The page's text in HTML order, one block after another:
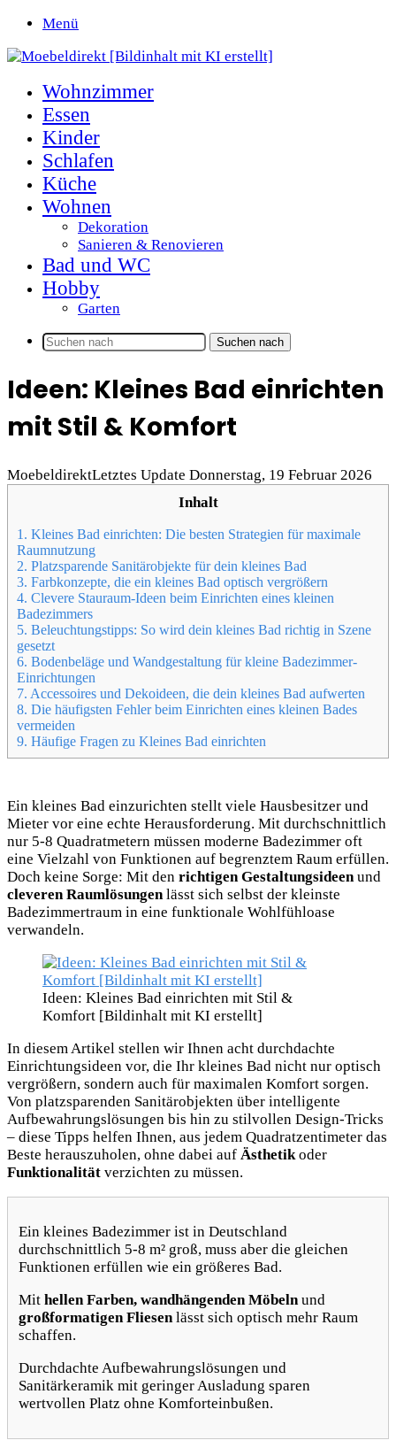
Menü
Wohnzimmer
Essen
Kinder
Schlafen
Küche
Wohnen
Dekoration
Sanieren & Renovieren
Bad und WC
Hobby
Garten
Suchen nach
Ideen: Kleines Bad einrichten
mit Stil & Komfort
MoebeldirektLetztes Update Donnerstag, 19 Februar 2026
Inhalt
1. Kleines Bad einrichten: Die besten Strategien für maximale
Raumnutzung
2. Platzsparende Sanitärobjekte für dein kleines Bad
3. Farbkonzepte, die ein kleines Bad optisch vergrößern
4. Clevere Stauraum-Ideen beim Einrichten eines kleinen
Badezimmers
5. Beleuchtungstipps: So wird dein kleines Bad richtig in Szene
gesetzt
6. Bodenbeläge und Wandgestaltung für kleine Badezimmer-
Einrichtungen
7. Accessoires und Dekoideen, die dein kleines Bad aufwerten
8. Die häufigsten Fehler beim Einrichten eines kleinen Bades
vermeiden
9. Häufige Fragen zu Kleines Bad einrichten
Ein kleines Bad einzurichten stellt viele Hausbesitzer und
Mieter vor eine echte Herausforderung. Mit durchschnittlich
nur 5-8 Quadratmetern müssen moderne Badezimmer oft
eine Vielzahl von Funktionen auf begrenztem Raum erfüllen.
Doch keine Sorge: Mit den richtigen Gestaltungsideen und
cleveren Raumlösungen lässt sich selbst der kleinste
Badezimmertraum in eine funktionale Wohlfühloase
verwandeln.
Ideen: Kleines Bad einrichten mit Stil &
Komfort [Bildinhalt mit KI erstellt]
In diesem Artikel stellen wir Ihnen acht durchdachte
Einrichtungsideen vor, die Ihr kleines Bad nicht nur optisch
vergrößern, sondern auch für maximalen Komfort sorgen.
Von platzsparenden Sanitärobjekten über intelligente
Aufbewahrungslösungen bis hin zu stilvollen Design-Tricks
– diese Tipps helfen Ihnen, aus jedem Quadratzentimeter das
Beste herauszuholen, ohne dabei auf Ästhetik oder
Funktionalität verzichten zu müssen.
Ein kleines Badezimmer ist in Deutschland
durchschnittlich 5-8 m² groß, muss aber die gleichen
Funktionen erfüllen wie ein größeres Bad.
Mit hellen Farben, wandhängenden Möbeln und
großformatigen Fliesen lässt sich optisch mehr Raum
schaffen.
Durchdachte Aufbewahrungslösungen und
Sanitärkeramik mit geringer Ausladung sparen
wertvollen Platz ohne Komforteinbußen.